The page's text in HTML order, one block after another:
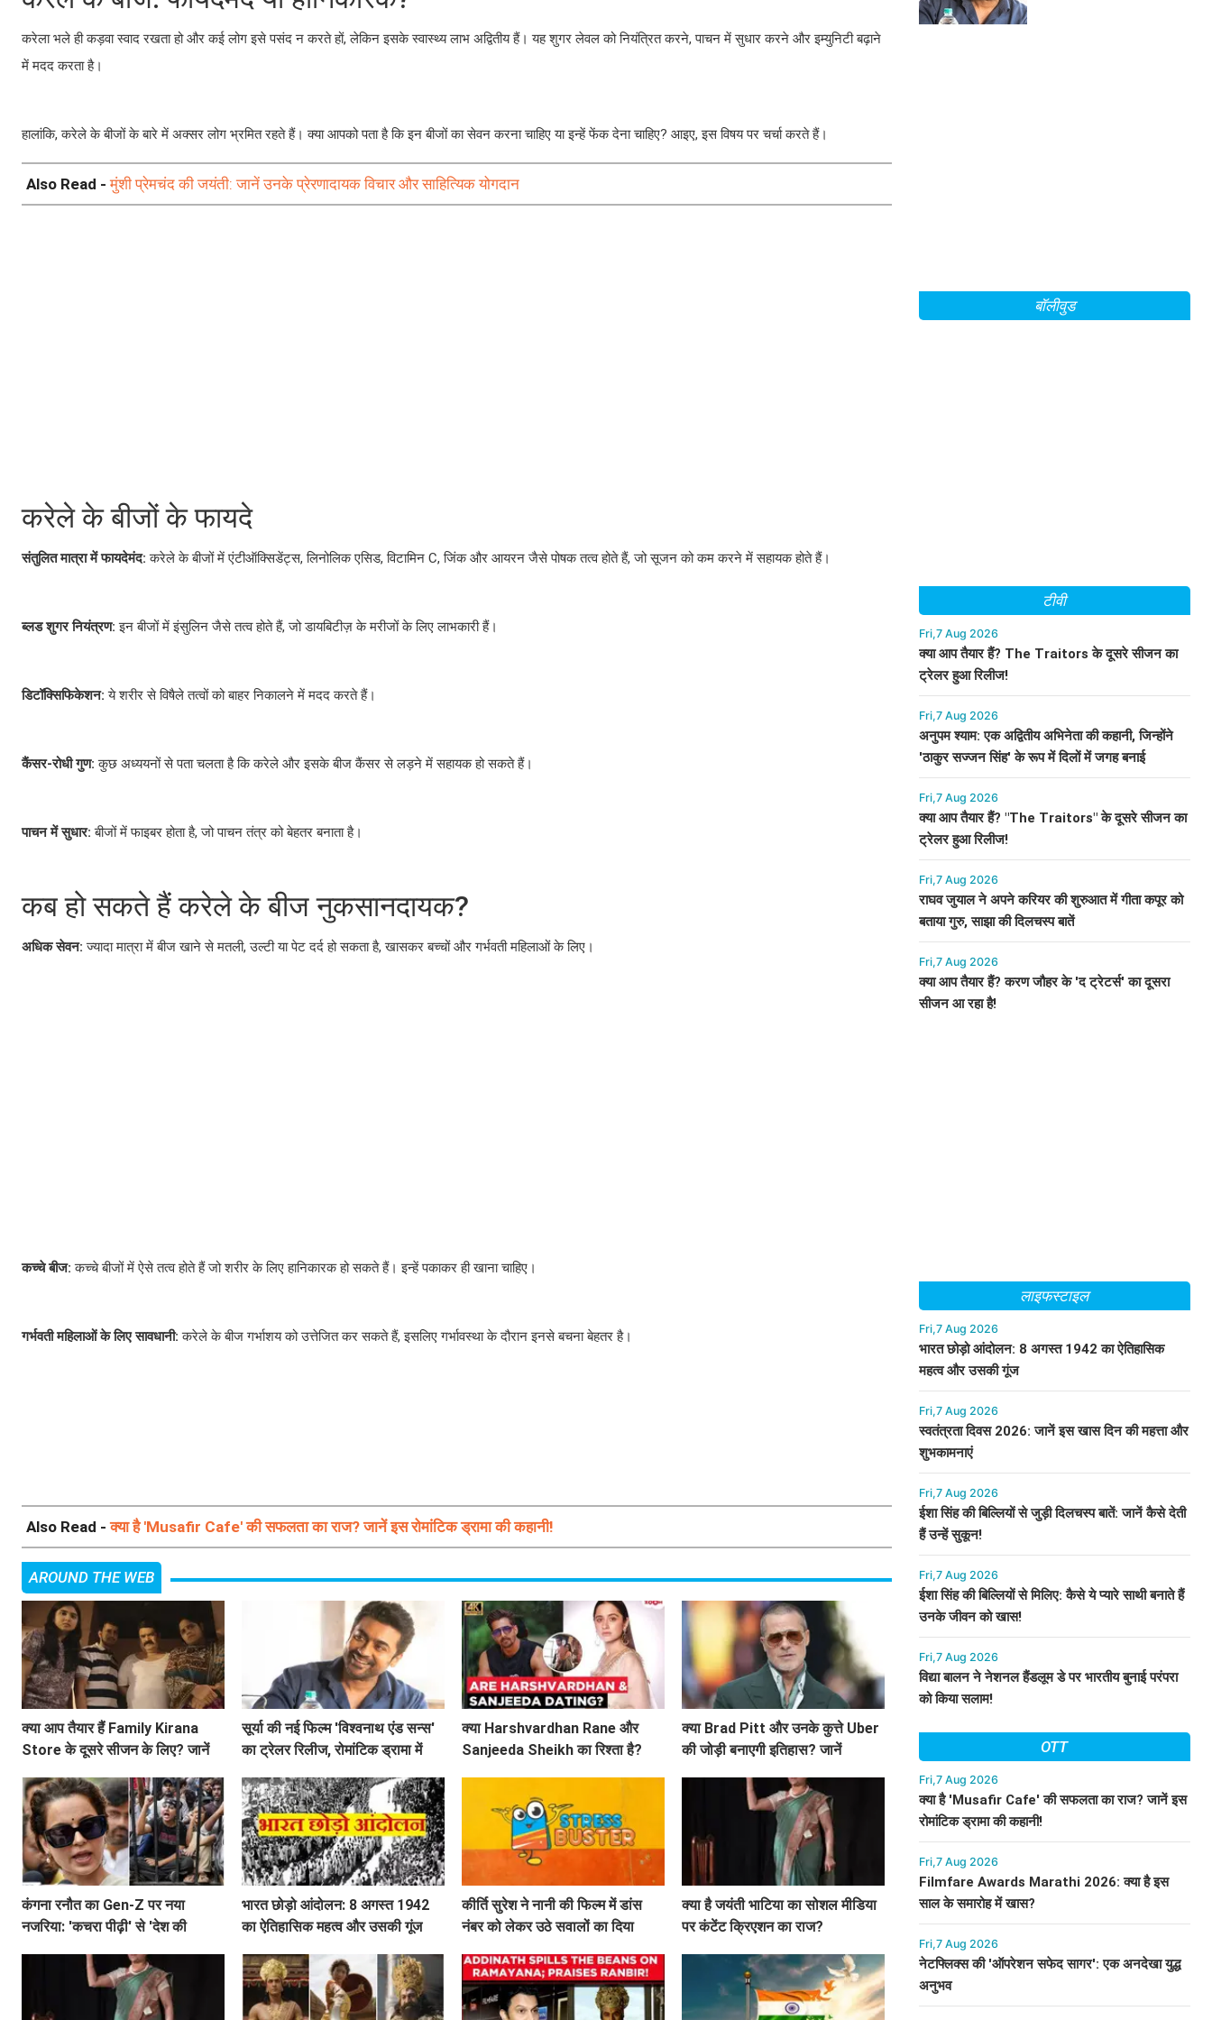
करेला भले ही कड़वा स्वाद रखता हो और कई लोग इसे पसंद न करते हों, लेकिन इसके स्वास्थ्य लाभ अद्वितीय हैं। यह शुगर लेवल को नियंत्रित करने, पाचन में सुधार करने और इम्युनिटी बढ़ाने
में मदद करता है।
हालांकि, करेले के बीजों के बारे में अक्सर लोग भ्रमित रहते हैं। क्या आपको पता है कि इन बीजों का सेवन करना चाहिए या इन्हें फेंक देना चाहिए? आइए, इस विषय पर चर्चा करते हैं।
Also Read -मुंशी प्रेमचंद की जयंती: जानें उनके प्रेरणादायक विचार और साहित्यिक योगदान
करेले के बीजों के फायदे
संतुलित मात्रा में फायदेमंद: करेले के बीजों में एंटीऑक्सिडेंट्स, लिनोलिक एसिड, विटामिन C, जिंक और आयरन जैसे पोषक तत्व होते हैं, जो सूजन को कम करने में सहायक होते हैं।
ब्लड शुगर नियंत्रण: इन बीजों में इंसुलिन जैसे तत्व होते हैं, जो डायबिटीज़ के मरीजों के लिए लाभकारी हैं।
डिटॉक्सिफिकेशन: ये शरीर से विषैले तत्वों को बाहर निकालने में मदद करते हैं।
कैंसर-रोधी गुण: कुछ अध्ययनों से पता चलता है कि करेले और इसके बीज कैंसर से लड़ने में सहायक हो सकते हैं।
पाचन में सुधार: बीजों में फाइबर होता है, जो पाचन तंत्र को बेहतर बनाता है।
कब हो सकते हैं करेले के बीज नुकसानदायक?
अधिक सेवन: ज्यादा मात्रा में बीज खाने से मतली, उल्टी या पेट दर्द हो सकता है, खासकर बच्चों और गर्भवती महिलाओं के लिए।
कच्चे बीज: कच्चे बीजों में ऐसे तत्व होते हैं जो शरीर के लिए हानिकारक हो सकते हैं। इन्हें पकाकर ही खाना चाहिए।
गर्भवती महिलाओं के लिए सावधानी: करेले के बीज गर्भाशय को उत्तेजित कर सकते हैं, इसलिए गर्भावस्था के दौरान इनसे बचना बेहतर है।
Also Read -क्या है 'Musafir Cafe' की सफलता का राज? जानें इस रोमांटिक ड्रामा की कहानी!
AROUND THE WEB
क्या आप तैयार हैं Family Kirana
Store के दूसरे सीजन के लिए? जानें
सूर्या की नई फिल्म 'विश्वनाथ एंड सन्स'
का ट्रेलर रिलीज, रोमांटिक ड्रामा में
क्या Harshvardhan Rane और
Sanjeeda Sheikh का रिश्ता है?
क्या Brad Pitt और उनके कुत्ते Uber
की जोड़ी बनाएगी इतिहास? जानें
कंगना रनौत का Gen-Z पर नया
नजरिया: 'कचरा पीढ़ी' से 'देश की
भारत छोड़ो आंदोलन: 8 अगस्त 1942
का ऐतिहासिक महत्व और उसकी गूंज
कीर्ति सुरेश ने नानी की फिल्म में डांस
नंबर को लेकर उठे सवालों का दिया
क्या है जयंती भाटिया का सोशल मीडिया
पर कंटेंट क्रिएशन का राज?
बॉलीवुड
टीवी
Fri,7 Aug 2026
क्या आप तैयार हैं? The Traitors के दूसरे सीजन का
ट्रेलर हुआ रिलीज!
Fri,7 Aug 2026
अनुपम श्याम: एक अद्वितीय अभिनेता की कहानी, जिन्होंने
'ठाकुर सज्जन सिंह' के रूप में दिलों में जगह बनाई
Fri,7 Aug 2026
क्या आप तैयार हैं? "The Traitors" के दूसरे सीजन का
ट्रेलर हुआ रिलीज!
Fri,7 Aug 2026
राघव जुयाल ने अपने करियर की शुरुआत में गीता कपूर को
बताया गुरु, साझा की दिलचस्प बातें
Fri,7 Aug 2026
क्या आप तैयार हैं? करण जौहर के 'द ट्रेटर्स' का दूसरा
सीजन आ रहा है!
लाइफस्टाइल
Fri,7 Aug 2026
भारत छोड़ो आंदोलन: 8 अगस्त 1942 का ऐतिहासिक
महत्व और उसकी गूंज
Fri,7 Aug 2026
स्वतंत्रता दिवस 2026: जानें इस खास दिन की महत्ता और
शुभकामनाएं
Fri,7 Aug 2026
ईशा सिंह की बिल्लियों से जुड़ी दिलचस्प बातें: जानें कैसे देती
हैं उन्हें सुकून!
Fri,7 Aug 2026
ईशा सिंह की बिल्लियों से मिलिए: कैसे ये प्यारे साथी बनाते हैं
उनके जीवन को खास!
Fri,7 Aug 2026
विद्या बालन ने नेशनल हैंडलूम डे पर भारतीय बुनाई परंपरा
को किया सलाम!
OTT
Fri,7 Aug 2026
क्या है 'Musafir Cafe' की सफलता का राज? जानें इस
रोमांटिक ड्रामा की कहानी!
Fri,7 Aug 2026
Filmfare Awards Marathi 2026: क्या है इस
साल के समारोह में खास?
Fri,7 Aug 2026
नेटफ्लिक्स की 'ऑपरेशन सफेद सागर': एक अनदेखा युद्ध
अनुभव